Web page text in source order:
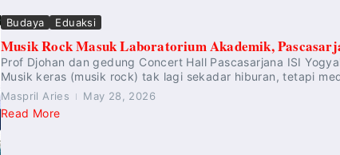
Budaya Eduaksi
Musik Rock Masuk Laboratorium Akademik,
Prof Djohan dan gedung Concert Hall Pascasarjana ISI
Musik keras (musik rock) tak lagi sekadar hiburan, tetapi
Maspril Aries May 28, 2026
Read More